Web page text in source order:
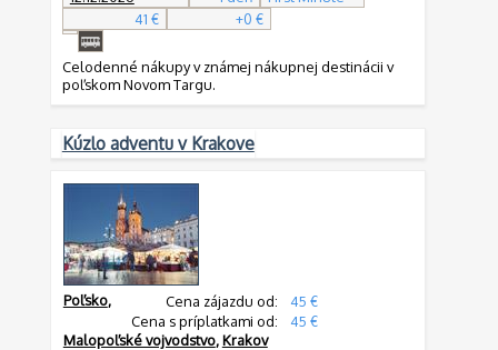
41 €
+0 €
Celodenné nákupy v známej nákupnej destinácii v
poľskom Novom Targu.
Kúzlo adventu v Krakove
Cena zájazdu od:
45 €
Cena s príplatkami od:
45 €
Poľsko,
Malopoľské vojvodstvo,Krakov